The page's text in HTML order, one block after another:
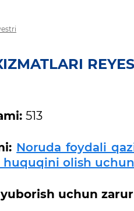
513
Noruda foydali
huquqini olish
yuborish uchun